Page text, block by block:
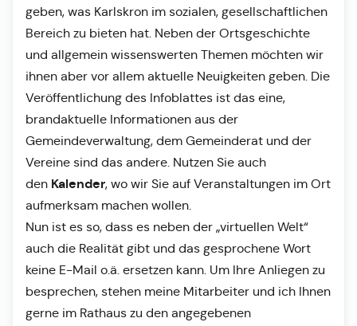
geben, was Karlskron im sozialen, gesellschaftlichen
Bereich zu bieten hat. Neben der Ortsgeschichte
und allgemein wissenswerten Themen möchten wir
ihnen aber vor allem aktuelle Neuigkeiten geben. Die
Veröffentlichung des Infoblattes ist das eine,
brandaktuelle Informationen aus der
Gemeindeverwaltung, dem Gemeinderat und der
Vereine sind das andere. Nutzen Sie auch
den Kalender, wo wir Sie auf Veranstaltungen im Ort
aufmerksam machen wollen.
Nun ist es so, dass es neben der „virtuellen Welt“
auch die Realität gibt und das gesprochene Wort
keine E-Mail o.ä. ersetzen kann. Um Ihre Anliegen zu
besprechen, stehen meine Mitarbeiter und ich Ihnen
gerne im Rathaus zu den angegebenen